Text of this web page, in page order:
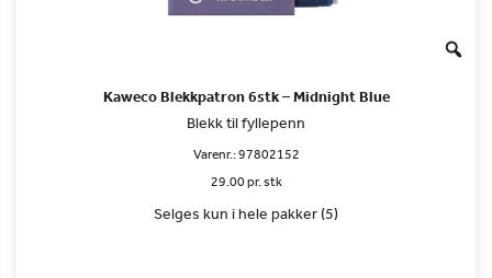
Kaweco Blekkpatron 6stk – Midnight Blue
Blekk til fyllepenn
Varenr.:97802152
29.00 pr. stk
Selges kun i hele pakker (5)